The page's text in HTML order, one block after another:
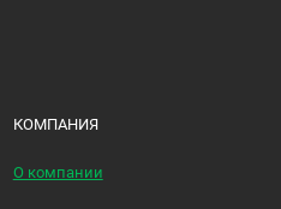
КОМПАНИЯ
О компании